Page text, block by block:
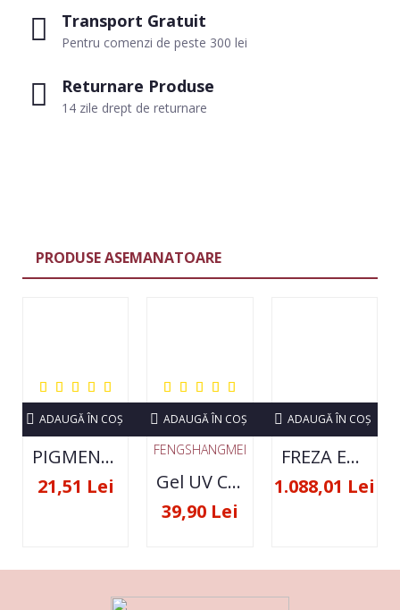
Transport Gratuit
Pentru comenzi de peste 300 lei
Returnare Produse
14 zile drept de returnare
PRODUSE ASEMANATOARE
PIGMENT NEON SET 12 CULORI
21,51 Lei
ADAUGĂ ÎN COŞ
FENGSHANGMEI
Gel UV Constructie FSM 50ML - 07
39,90 Lei
ADAUGĂ ÎN COŞ
FREZA ELECTRICA STRONG 210 35000 RPM- ORIGINALA
1.088,01 Lei
ADAUGĂ ÎN COŞ